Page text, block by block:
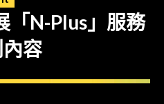
「N-Plus」服務
容